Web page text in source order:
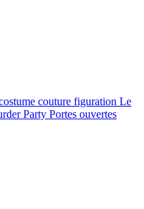
couture figuration Le
Party Portes ouvertes